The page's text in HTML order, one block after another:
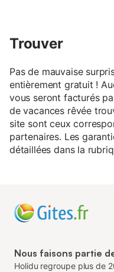
Trouver
Pas de mauvaise
entièrement gratuit !
vous seront facturés
de vacances rêvée
site sont ceux
partenaires. Les
détaillées dans la
Nous faisons partie
Holidu regroupe plus de